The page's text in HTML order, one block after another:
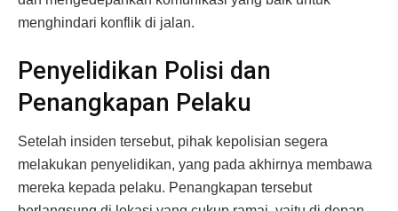
menghindari konflik di jalan.
Penyelidikan Polisi dan
Penangkapan Pelaku
Setelah insiden tersebut, pihak kepolisian segera
melakukan penyelidikan, yang pada akhirnya membawa
mereka kepada pelaku. Penangkapan tersebut